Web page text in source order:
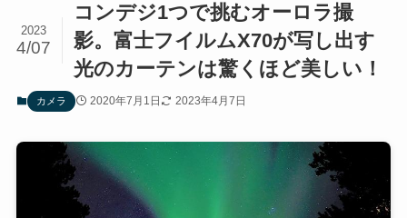
コンデジ1つで挑むオーロラ撮
影。富士フイルムX70が写し出す
光のカーテンは驚くほど美しい！
2023
4/07
カメラ 2020年7月1日 2023年4月7日